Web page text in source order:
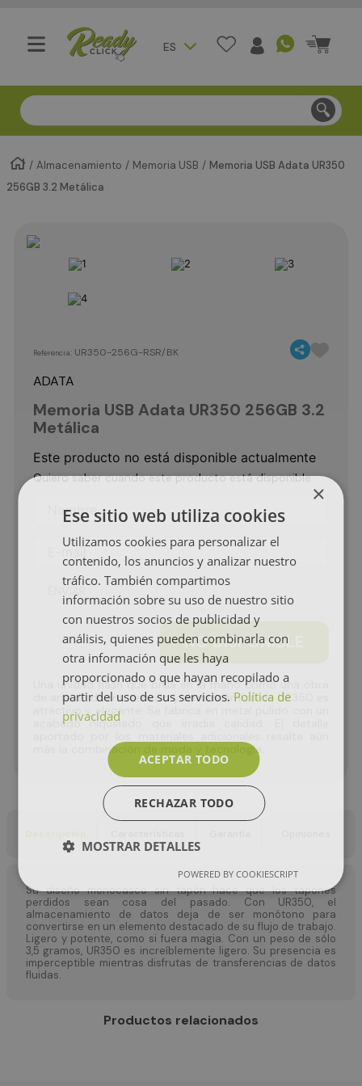
ES
Compra segura - Entregas en Bogotá en menos de 3
Almacenamiento Memoria USB
Memoria USB Adata UR350
256GB 3.2 Metálica
Referencia: UR350-256G-RSR/BK
ADATA
Memoria USB Adata UR350 256GB 3.2
Metálica
Este producto no está disponible actualmente
Quiero saber cuando este producto está disponible
NO DISPONIBLE
Una unidad flash que brilla en la mano como una obra
de arte. El diseño sencillo y aerodinámico de UR350 es
atractivo y elegante. Se fabrica en metal pulido con un
acabado niquelado que irradia calidad. El detalle
más la combinación de moda y tecnología.
Su diseño monocasco sin tapón hace que los tapones
perdidos sean cosa del pasado. Con UR350, el
almacenamiento de datos deja de ser monótono para
convertirse en un elemento destacado de su flujo de trabajo.
Ligero y potente, como si fuera magia. Con un peso de sólo
3,5 gramos, UR350 es increíblemente ligero. Su presencia es
imperceptible mientras disfrutas de transferencias de datos
fluidas.
Productos relacionados
×
Ese sitio web utiliza cookies
Utilizamos cookies para personalizar el
contenido, los anuncios y analizar nuestro
tráfico. También compartimos
información sobre su uso de nuestro sitio
con nuestros socios de publicidad y
análisis, quienes pueden combinarla con
otra información que les haya
proporcionado o que hayan recopilado a
partir del uso de sus servicios. Política de
privacidad
ACEPTAR TODO
RECHAZAR TODO
MOSTRAR DETALLES
POWERED BY COOKIESCRIPT